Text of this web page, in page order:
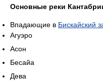
Основные реки
Впадающие в Бискайский
Агуэро
Асон
Бесайа
Дева